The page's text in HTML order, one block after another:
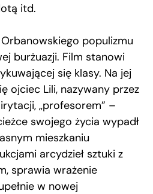
itd.
populizmu
burżuazji. Film stanowi
się klasy. Na jej
ojciec Lili, nazywany przez
„profesorem” –
swojego życia wypadł
mieszkaniu
arcydzieł sztuki z
sprawia wrażenie
w nowej